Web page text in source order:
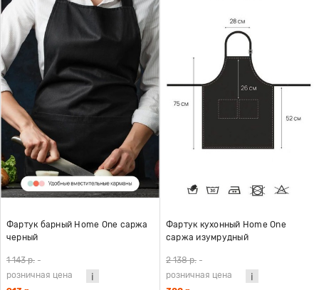
Фартук барный Home One саржа
черный
1 143 р. -
розничная цена
Фартук кухонный Home One
саржа изумрудный
2 138 р. -
розничная цена